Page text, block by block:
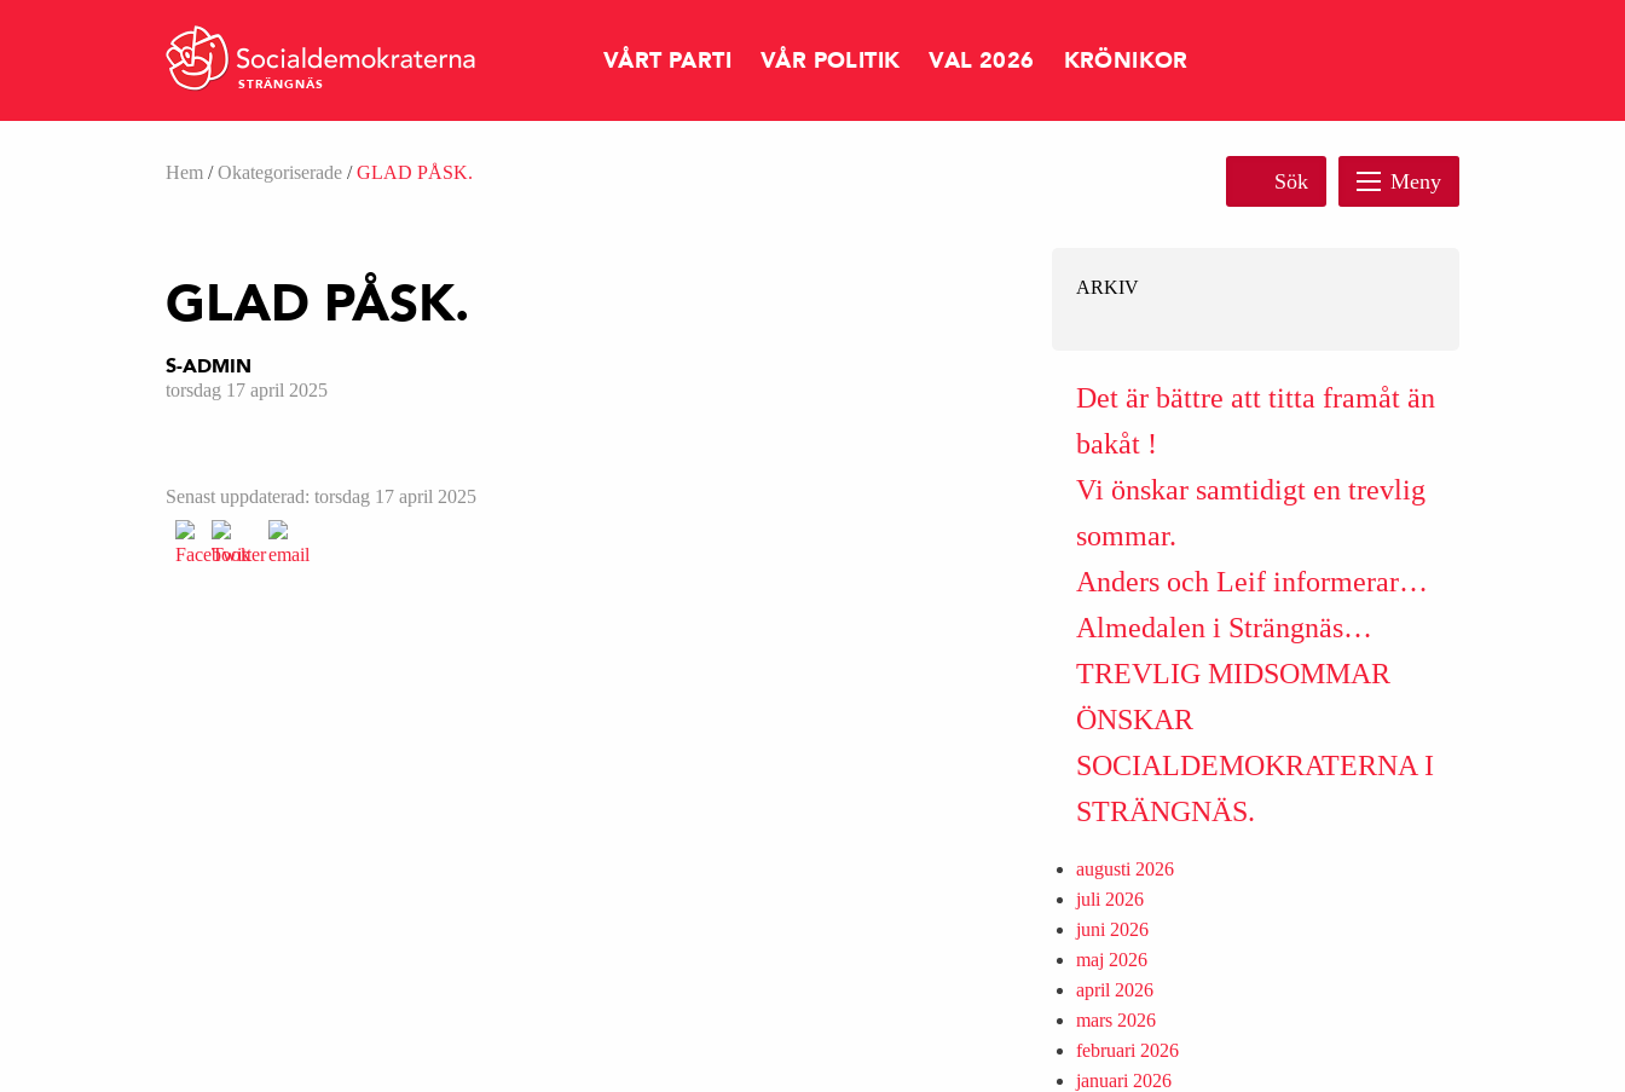
STRÄNGNÄS
VÅRT PARTI VÅR POLITIK VAL 2026 KRÖNIKOR
Sök Meny
Hem /Okategoriserade /GLAD PÅSK.
GLAD PÅSK.
S-ADMIN
torsdag 17 april 2025
Senast uppdaterad: torsdag 17 april 2025
ARKIV
Det är bättre att titta framåt än
bakåt !
Vi önskar samtidigt en trevlig
sommar.
Anders och Leif informerar…
Almedalen i Strängnäs…
TREVLIG MIDSOMMAR
ÖNSKAR
SOCIALDEMOKRATERNA I
STRÄNGNÄS.
augusti 2026
juli 2026
juni 2026
maj 2026
april 2026
mars 2026
februari 2026
januari 2026